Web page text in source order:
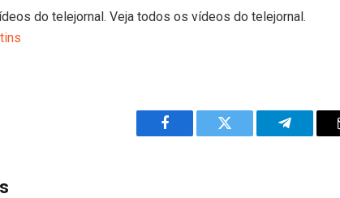
do telejornal. Veja todos os vídeos do telejornal.
Facebook Twitter Telegram